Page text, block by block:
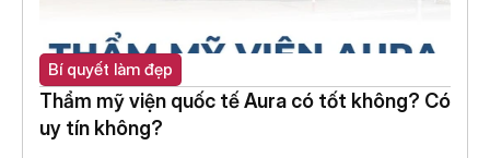
Bí quyết làm đẹp
Thẩm mỹ viện quốc tế Aura có tốt không? Có
uy tín không?